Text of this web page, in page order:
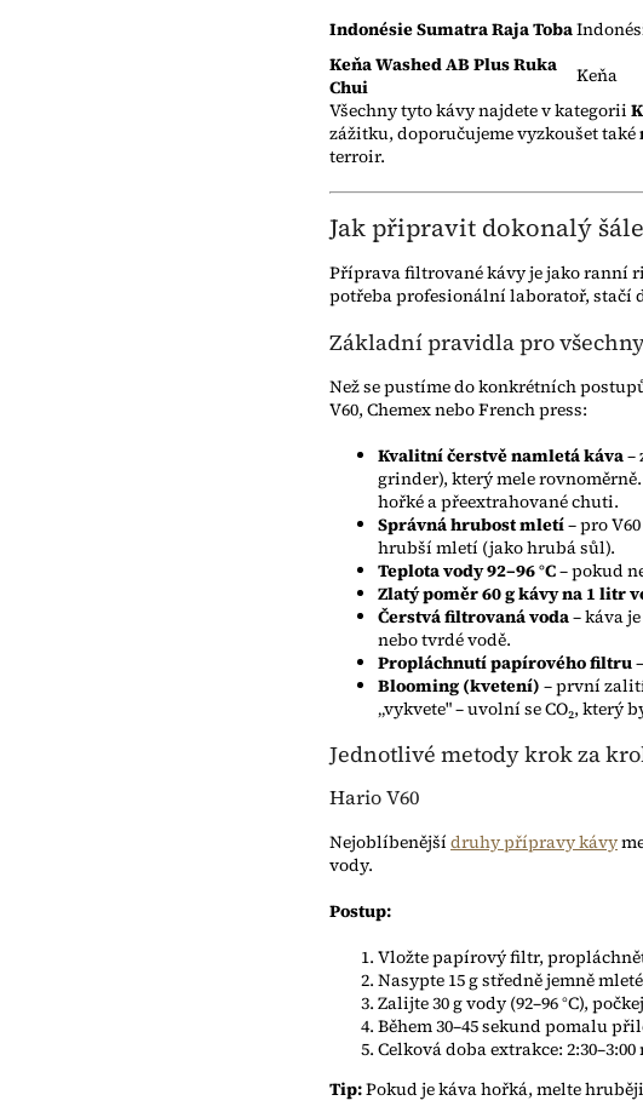
Indonésie Sumatra Raja Toba
Keňa Washed AB Plus Ruka
Chui
Keňa
Všechny tyto kávy najdete v kategorii
zážitku, doporučujeme vyzkoušet také
terroir.
Jak připravit dokonalý
Příprava filtrované kávy je jako ranní
potřeba profesionální laboratoř, stačí
Základní pravidla pro
Než se pustíme do konkrétních
V60, Chemex nebo French press:
Kvalitní čerstvě namletá káva–
grinder), který mele
hořké a přeextrahované chuti.
Správná hrubost mletí– pro
hrubší mletí (jako hrubá sůl).
Teplota vody 92–96 °C– pokud
Zlatý poměr 60 g kávy na 1 litr
Čerstvá filtrovaná voda– káva
nebo tvrdé vodě.
Propláchnutí papírového filtru
Blooming (kvetení) – první
„vykvete" – uvolní se CO₂,
Jednotlivé metody krok za
Hario V60
Nejoblíbenější druhy přípravy kávy
vody.
Postup:
Vložte papírový filtr,
Nasypte 15 g středně jemně
Zalijte 30 g vody (92–96 °C),
Během 30–45 sekund pomalu
Celková doba extrakce:
Tip:Pokud je káva hořká, melte